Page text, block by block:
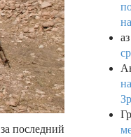
последний